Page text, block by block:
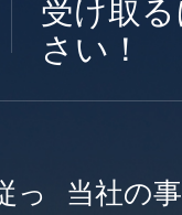
受け取
さい！
っ
当社の